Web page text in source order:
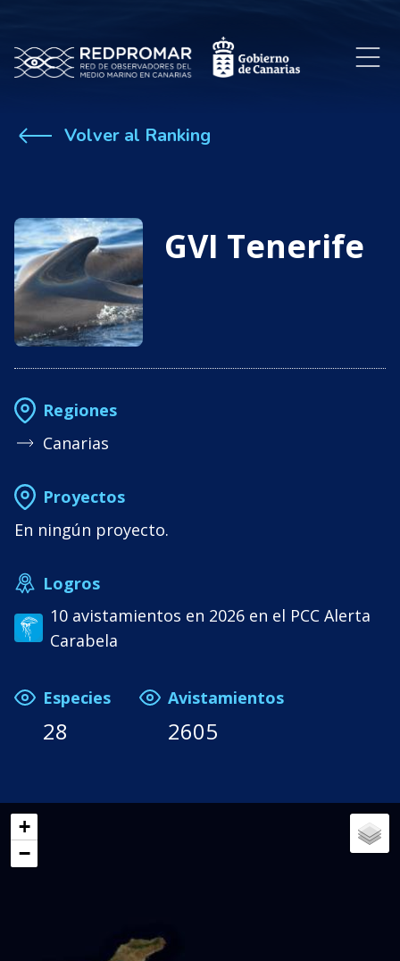
Volver al Ranking
GVI Tenerife
Regiones
Canarias
Proyectos
En ningún proyecto.
Logros
10 avistamientos en 2026 en el PCC Alerta
Carabela
Especies
28
Avistamientos
2605
+
−